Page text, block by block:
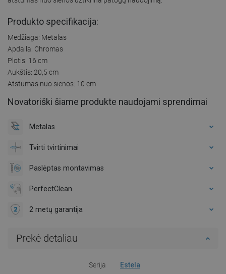
Produkto specifikacija:
Medžiaga: Metalas
Apdaila: Chromas
Plotis: 16 cm
Aukštis: 20,5 cm
Atstumas nuo sienos: 10 cm
Novatoriški šiame produkte naudojami sprendimai
Metalas
Tvirti tvirtinimai
Paslėptas montavimas
PerfectClean
2 metų garantija
Prekė detaliau
Serija Estela